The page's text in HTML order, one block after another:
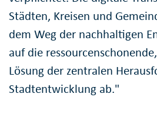
Städten, Kreisen und
dem Weg der nachhaltigen
auf die
Lösung der zentralen
Stadtentwicklung ab."